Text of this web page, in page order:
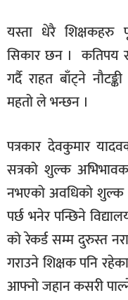
यस्ता धेरै शिक्षकहरु
सिकार छन । कतिपय
गर्दै राहत बाँट्ने
महतो ले भन्छन ।
पत्रकार देवकुमार
सत्रको शुल्क
नभएको अवधिको शुल्क
पर्छ भनेर पन्छिने
को रेकर्ड सम्म दुरुस्त
गराउने शिक्षक पनि
आफ्नो जहान कसरी